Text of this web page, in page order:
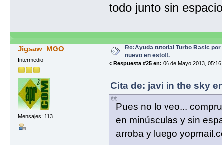
todo junto sin
Jigsaw_MGO
Intermedio
Mensajes: 113
Re:Ayuda tutorial Turbo Basic
nuevo en esto!!.
« Respuesta #25 en: 06 de Mayo 2013, 05:16
Cita de: javi in the sky
Pues no lo veo...
en minúsculas y sin
arroba y luego